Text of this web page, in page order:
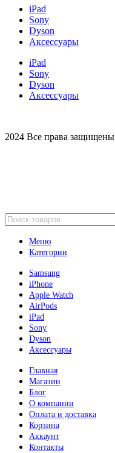
iPad
Sony
Dyson
Аксессуары
iPad
Sony
Dyson
Аксессуары
2024 Все права защищены
Меню
Категории
Samsung
iPhone
Apple Watch
AirPods
iPad
Sony
Dyson
Аксессуары
Главная
Магазин
Блог
О компании
Оплата и доставка
Корзина
Аккаунт
Контакты